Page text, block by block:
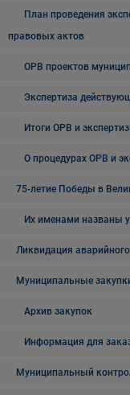
План проведения
правовых актов
ОРВ проектов
Экспертиза
Итоги ОРВ и
О процедурах ОРВ и
75-летие Победы в
Их именами названы
Ликвидация
Муниципальные
Архив закупок
Информация для
Муниципальный